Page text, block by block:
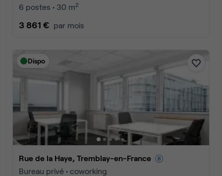
6 postes • 30 m2
3 861 € par mois
Dispo
Rue de la Haye, Tremblay-en-France
Bureau privé • coworking